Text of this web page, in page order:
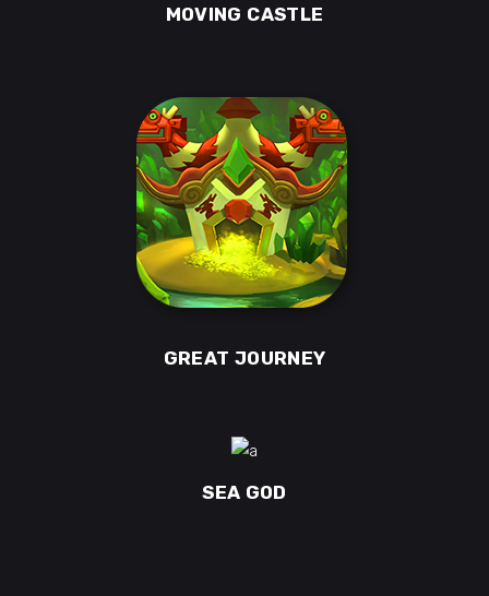
MOVING CASTLE
GREAT JOURNEY
SEA GOD